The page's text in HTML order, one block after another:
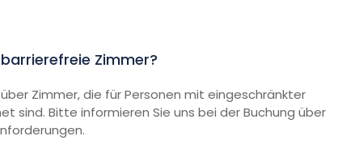
Zimmer?
Zimmer, die für Personen mit eingeschränkter
sind. Bitte informieren Sie uns bei der Buchung über